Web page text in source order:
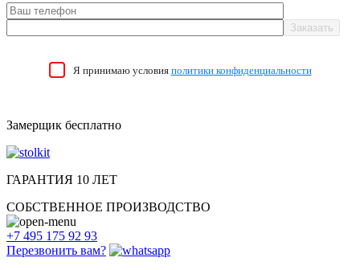
Я принимаю условия политики конфиденциальности
Замерщик бесплатно
ГАРАНТИЯ 10 ЛЕТ
СОБСТВЕННОЕ ПРОИЗВОДСТВО
+7 495 175 92 93
Перезвонить вам?